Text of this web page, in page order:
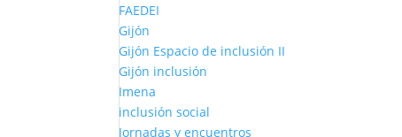
FAEDEI
Gijón
Gijón Espacio de inclusión II
Gijón inclusión
Imena
inclusión social
Jornadas y encuentros